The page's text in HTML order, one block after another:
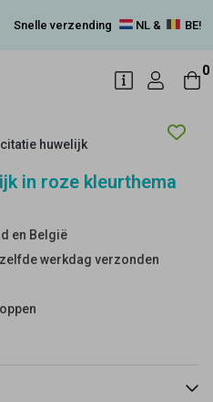
Snelle verzending NL & BE!
0
huwelijk
in roze kleurthema
en België
werkdag verzonden